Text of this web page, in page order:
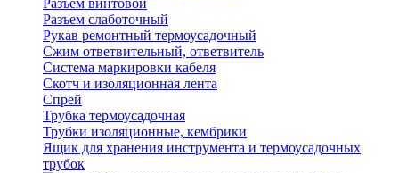
Разъем винтовой
Разъем слаботочный
Рукав ремонтный термоусадочный
Сжим ответвительный, ответвитель
Система маркировки кабеля
Скотч и изоляционная лента
Спрей
Трубка термоусадочная
Трубки изоляционные, кембрики
Ящик для хранения инструмента и термоусадочных
трубок